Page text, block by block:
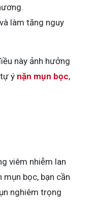
làm tăng nguy
này ảnh hưởng
ý nặn mụn bọc,
viêm nhiễm lan
mụn bọc, bạn cần
nghiêm trọng